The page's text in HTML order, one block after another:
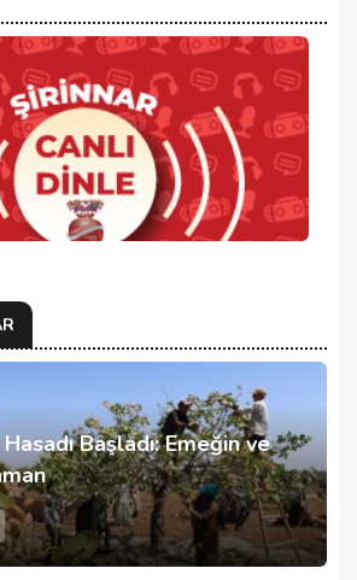
Hasadı Başladı: Emeğin ve